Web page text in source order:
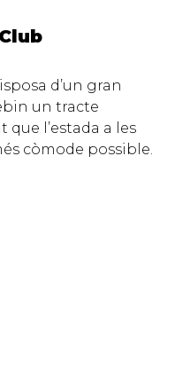
d’un gran
un tracte
l’estada a les
còmode possible.